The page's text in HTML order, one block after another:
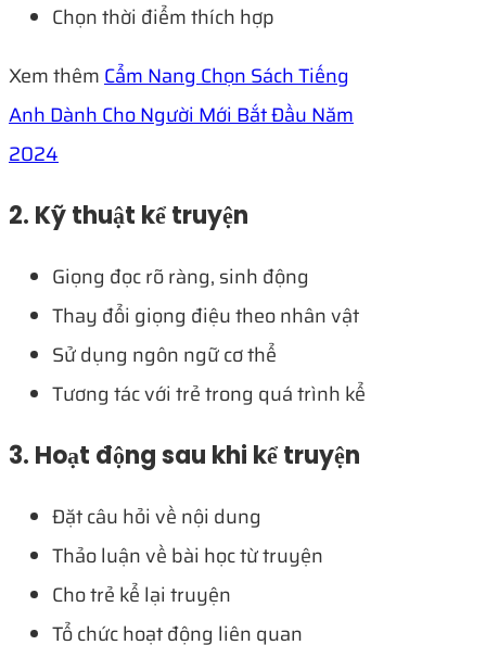
Chọn thời điểm thích hợp
Xem thêmCẩm Nang Chọn Sách Tiếng
Anh Dành Cho Người Mới Bắt Đầu Năm
2024
2. Kỹ thuật kể truyện
Giọng đọc rõ ràng, sinh động
Thay đổi giọng điệu theo nhân vật
Sử dụng ngôn ngữ cơ thể
Tương tác với trẻ trong quá trình kể
3. Hoạt động sau khi kể truyện
Đặt câu hỏi về nội dung
Thảo luận về bài học từ truyện
Cho trẻ kể lại truyện
Tổ chức hoạt động liên quan